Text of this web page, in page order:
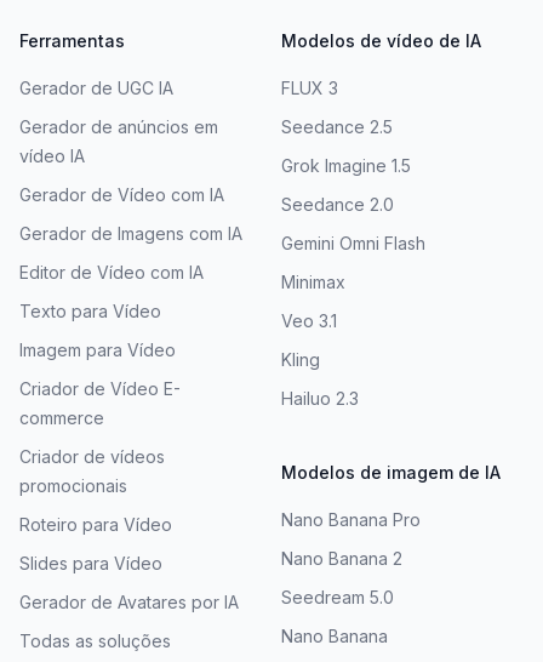
Ferramentas
Gerador de UGC IA
Gerador de anúncios em
vídeo IA
Gerador de Vídeo com IA
Gerador de Imagens com IA
Editor de Vídeo com IA
Texto para Vídeo
Imagem para Vídeo
Criador de Vídeo E-
commerce
Criador de vídeos
promocionais
Roteiro para Vídeo
Slides para Vídeo
Gerador de Avatares por IA
Todas as soluções
Modelos de vídeo de IA
FLUX 3
Seedance 2.5
Grok Imagine 1.5
Seedance 2.0
Gemini Omni Flash
Minimax
Veo 3.1
Kling
Hailuo 2.3
Modelos de imagem de IA
Nano Banana Pro
Nano Banana 2
Seedream 5.0
Nano Banana